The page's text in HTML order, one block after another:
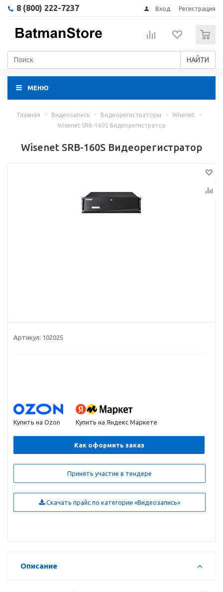
8 (800) 222-7237 Вход Регистрация
НАЙТИ
МЕНЮ
Главная - Видеозапись - Видеорегистраторы - Wisenet
-
Wisenet SRB-160S Видеорегистратор
Wisenet SRB-160S Видеорегистратор
Артикул: 102025
Купить на Ozon Купить на Яндекс Маркете
Как оформить заказ
Принять участие в тендере
Скачать прайс по категории «Видеозапись»
Описание